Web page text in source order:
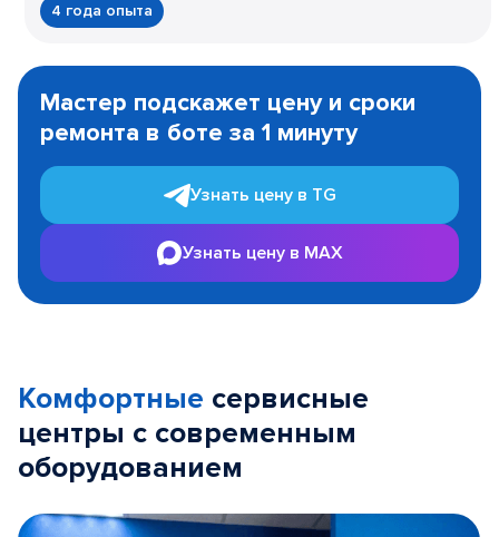
4 года опыта
1
Мастер подскажет цену и сроки
ремонта в боте за 1 минуту
Узнать цену в TG
Узнать цену в MAX
Комфортные сервисные
центры с современным
оборудованием